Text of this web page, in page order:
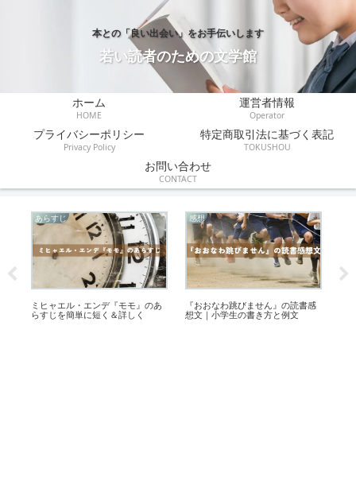
本との「良い出会い」をお手伝いします
若い読者のための文学館
ホーム
HOME
運営者情報
Operator
プライバシーポリシー
Privacy Policy
特定商取引法に基づく表記
TOKUSHOU
お問い合わせ
CONTACT
あらすじ
ミヒャエル・エンデ『モモ』のあ
らすじを簡単に短く＆詳しく
感想
『おおなわ跳びません』の読書感
想文｜小学生の書き方と例文